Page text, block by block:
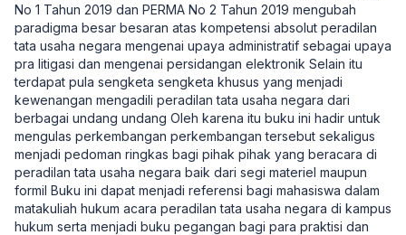
No 1 Tahun 2019 dan PERMA No 2 Tahun 2019 mengubah
paradigma besar besaran atas kompetensi absolut peradilan
tata usaha negara mengenai upaya administratif sebagai upaya
pra litigasi dan mengenai persidangan elektronik Selain itu
terdapat pula sengketa sengketa khusus yang menjadi
kewenangan mengadili peradilan tata usaha negara dari
berbagai undang undang Oleh karena itu buku ini hadir untuk
mengulas perkembangan perkembangan tersebut sekaligus
menjadi pedoman ringkas bagi pihak pihak yang beracara di
peradilan tata usaha negara baik dari segi materiel maupun
formil Buku ini dapat menjadi referensi bagi mahasiswa dalam
matakuliah hukum acara peradilan tata usaha negara di kampus
hukum serta menjadi buku pegangan bagi para praktisi dan